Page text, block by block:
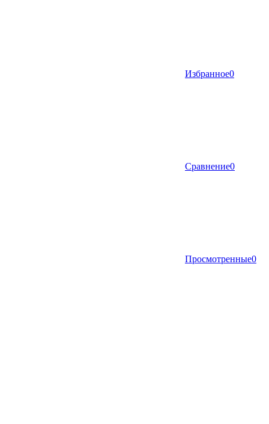
Избранное0
Сравнение0
Просмотренные0